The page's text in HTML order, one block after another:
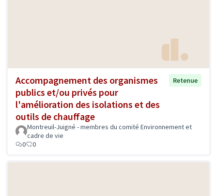
Accompagnement des organismes
publics et/ou privés pour
l'amélioration des isolations et des
outils de chauffage
Retenue
Montreuil-Juigné - membres du comité Environnement et
cadre de vie
0
0